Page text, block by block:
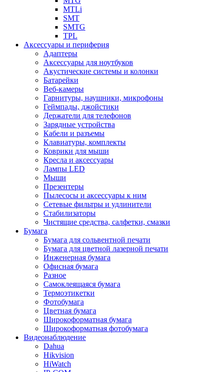
MTLi
SMT
SMTG
TPL
Аксессуары и периферия
Адаптеры
Аксессуары для ноутбуков
Акустические системы и колонки
Батарейки
Веб-камеры
Гарнитуры, наушники, микрофоны
Геймпады, джойстики
Держатели для телефонов
Зарядные устройства
Кабели и разъемы
Клавиатуры, комплекты
Коврики для мыши
Кресла и аксессуары
Лампы LED
Мыши
Презентеры
Пылесосы и аксессуары к ним
Сетевые фильтры и удлинители
Стабилизаторы
Чистящие средства, салфетки, смазки
Бумага
Бумага для сольвентной печати
Бумага для цветной лазерной печати
Инженерная бумага
Офисная бумага
Разное
Самоклеящаяся бумага
Термоэтикетки
Фотобумага
Цветная бумага
Широкоформатная бумага
Широкоформатная фотобумага
Видеонаблюдение
Dahua
Hikvision
HiWatch